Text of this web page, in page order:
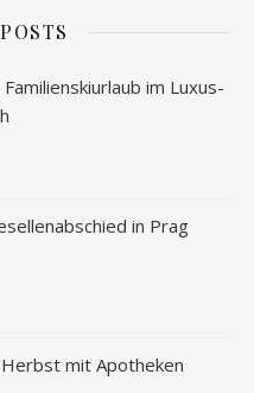
im Luxus-
in Prag
mit Apotheken